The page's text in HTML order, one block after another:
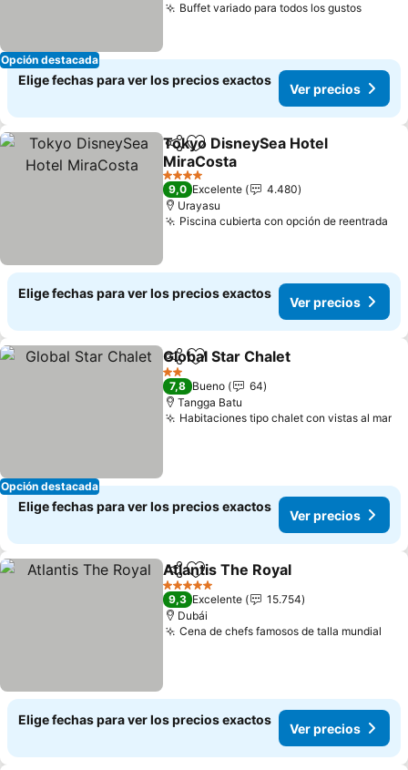
Opción destacada
Buffet variado para todos los gustos
Elige fechas para ver los precios exactos
Ver precios
Compartir
Agregar a favoritos
Tokyo DisneySea Hotel
MiraCosta
4 Estrellas
9,0 Excelente
4.480
Urayasu
Piscina cubierta con opción de reentrada
Elige fechas para ver los precios exactos
Ver precios
Opción destacada
CompartirAgregar a favoritos
Global Star Chalet
2 Estrellas
7,8 Bueno
64
Tangga Batu
Habitaciones tipo chalet con vistas al mar
Elige fechas para ver los precios exactos
Ver precios
CompartirAgregar a favoritos
Atlantis The Royal
5 Estrellas
9,3 Excelente
15.754
Dubái
Cena de chefs famosos de talla mundial
Elige fechas para ver los precios exactos
Ver precios